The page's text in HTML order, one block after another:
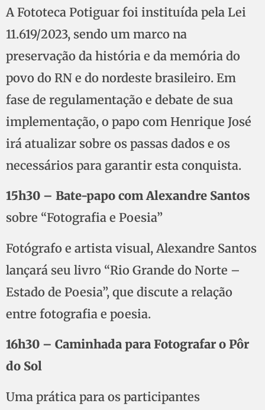
A Fototeca Potiguar foi instituída pela Lei
11.619/2023, sendo um marco na
preservação da história e da memória do
povo do RN e do nordeste brasileiro. Em
fase de regulamentação e debate de sua
implementação, o papo com Henrique José
irá atualizar sobre os passas dados e os
necessários para garantir esta conquista.
15h30 – Bate-papo com Alexandre Santos
sobre “Fotografia e Poesia”
Fotógrafo e artista visual, Alexandre Santos
lançará seu livro “Rio Grande do Norte –
Estado de Poesia”, que discute a relação
entre fotografia e poesia.
16h30 – Caminhada para Fotografar o Pôr
do Sol
Uma prática para os participantes